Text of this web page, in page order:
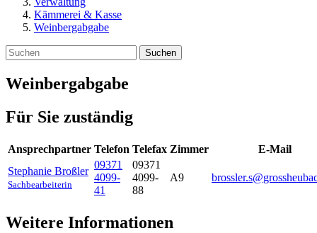
Kämmerei & Kasse
Weinbergabgabe
Suchen
Weinbergabgabe
Für Sie zuständig
Ansprechpartner Telefon Telefax Zimmer
E-Mail
Stephanie Broßler
Sachbearbeiterin
09371
4099-
41
09371
4099-
88
A9
Weitere Informationen